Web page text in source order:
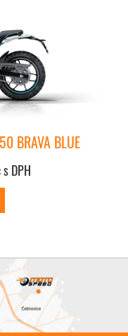
BRAVA BLUE
DPH